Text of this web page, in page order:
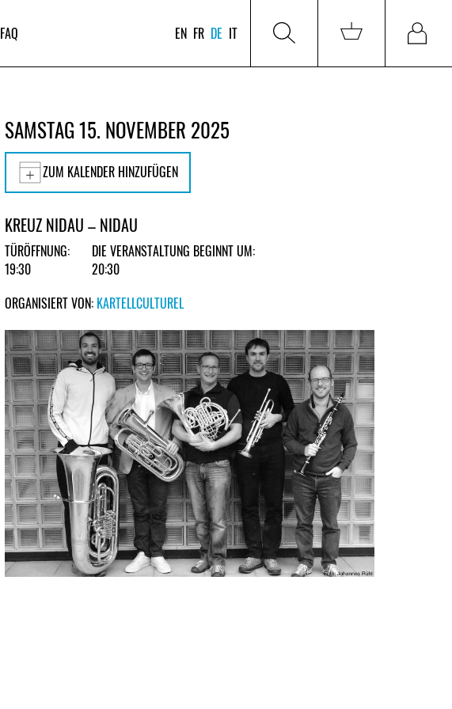
FAQ EN FR DE IT
SAMSTAG 15. NOVEMBER 2025
ZUM KALENDER HINZUFÜGEN
KREUZ NIDAU – NIDAU
TÜRÖFFNUNG:
19:30
DIE VERANSTALTUNG BEGINNT UM:
20:30
ORGANISIERT VON: KARTELLCULTUREL